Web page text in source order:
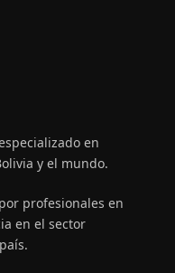
en
y el mundo.
profesionales en
en el sector